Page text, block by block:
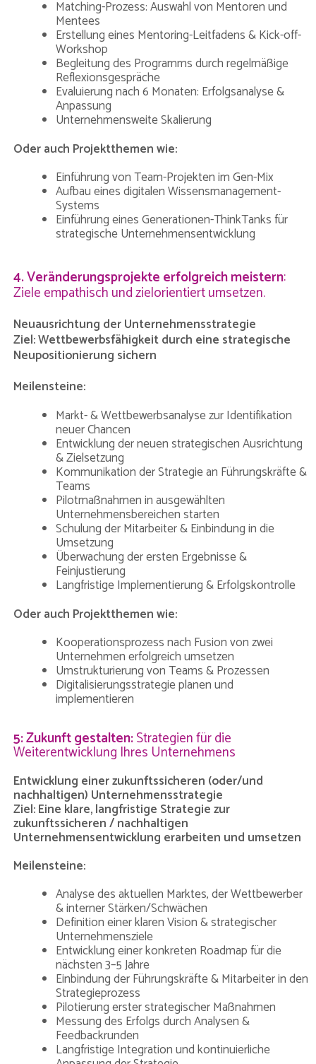
Matching-Prozess: Auswahl von Mentoren und
Mentees
Erstellung eines Mentoring-Leitfadens & Kick-off-
Workshop
Begleitung des Programms durch regelmäßige
Reflexionsgespräche
Evaluierung nach 6 Monaten: Erfolgsanalyse &
Anpassung
Unternehmensweite Skalierung
Oder auch Projektthemen wie:
Einführung von Team-Projekten im Gen-Mix
Aufbau eines digitalen Wissensmanagement-
Systems
Einführung eines Generationen-ThinkTanks für
strategische Unternehmensentwicklung
4. Veränderungsprojekte erfolgreich meistern:
Ziele empathisch und zielorientiert umsetzen.
Neuausrichtung der Unternehmensstrategie
Ziel: Wettbewerbsfähigkeit durch eine strategische
Neupositionierung sichern
Meilensteine:
Markt- & Wettbewerbsanalyse zur Identifikation
neuer Chancen
Entwicklung der neuen strategischen Ausrichtung
& Zielsetzung
Kommunikation der Strategie an Führungskräfte &
Teams
Pilotmaßnahmen in ausgewählten
Unternehmensbereichen starten
Schulung der Mitarbeiter & Einbindung in die
Umsetzung
Überwachung der ersten Ergebnisse &
Feinjustierung
Langfristige Implementierung & Erfolgskontrolle
Oder auch Projektthemen wie:
Kooperationsprozess nach Fusion von zwei
Unternehmen erfolgreich umsetzen
Umstrukturierung von Teams & Prozessen
Digitalisierungsstrategie planen und
implementieren
5: Zukunft gestalten:Strategien für die
Weiterentwicklung Ihres Unternehmens
Entwicklung einer zukunftssicheren (oder/und
nachhaltigen) Unternehmensstrategie
Ziel: Eine klare, langfristige Strategie zur
zukunftssicheren / nachhaltigen
Unternehmensentwicklung erarbeiten und umsetzen
Meilensteine:
Analyse des aktuellen Marktes, der Wettbewerber
& interner Stärken/Schwächen
Definition einer klaren Vision & strategischer
Unternehmensziele
Entwicklung einer konkreten Roadmap für die
nächsten 3–5 Jahre
Einbindung der Führungskräfte & Mitarbeiter in den
Strategieprozess
Pilotierung erster strategischer Maßnahmen
Messung des Erfolgs durch Analysen &
Feedbackrunden
Langfristige Integration und kontinuierliche